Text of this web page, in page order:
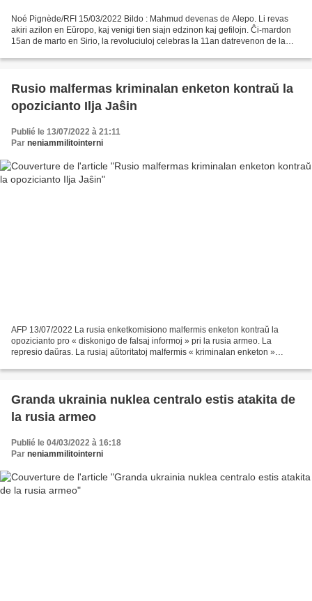
Noé Pignède/RFI 15/03/2022 Bildo : Mahmud devenas de Alepo. Li revas
akiri azilon en Eŭropo, kaj venigi tien siajn edzinon kaj gefilojn. Ĉi-mardon
15an de marto en Sirio, la revoluciuloj celebras la 11an datrevenon de la
Rusio malfermas kriminalan enketon kontraŭ la
opozicianto Ilja Jaŝin
Publié le 13/07/2022 à 21:11
Par neniammilitointerni
AFP 13/07/2022 La rusia enketkomisiono malfermis enketon kontraŭ la
opozicianto pro « diskonigo de falsaj informoj » pri la rusia armeo. La
represio daŭras. La rusiaj aŭtoritatoj malfermis « kriminalan enketon »
Granda ukrainia nuklea centralo estis atakita de
la rusia armeo
Publié le 04/03/2022 à 16:18
Par neniammilitointerni